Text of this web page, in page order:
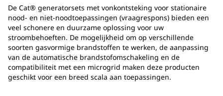
De Cat® generatorsets met vonkontsteking voor stationaire
nood- en niet-noodtoepassingen (vraagrespons) bieden een
veel schonere en duurzame oplossing voor uw
stroombehoeften. De mogelijkheid om op verschillende
soorten gasvormige brandstoffen te werken, de aanpassing
van de automatische brandstofomschakeling en de
compatibiliteit met een microgrid maken deze producten
geschikt voor een breed scala aan toepassingen.